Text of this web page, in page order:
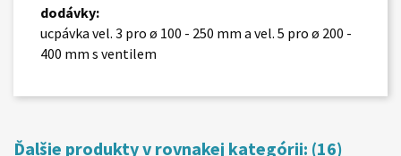
dodávky:
ucpávka vel. 3 pro ø 100 - 250 mm a vel. 5 pro ø 200 -
400 mm s ventilem
Ďalšie produkty v rovnakej kategórii: (16)